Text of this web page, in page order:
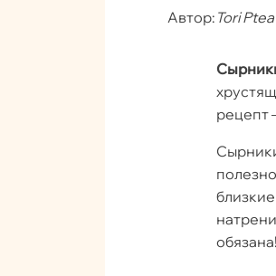
Автор: Tori
рецепт